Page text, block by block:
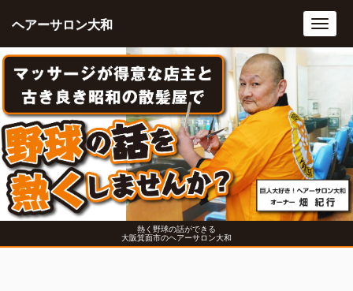
熱く野球の話ができる
大阪箕面市のヘアーサロン大和
ヘアーサロン大和